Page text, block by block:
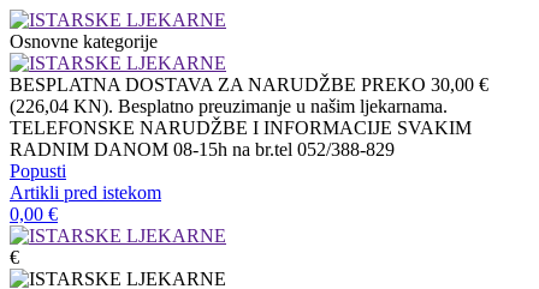
Osnovne kategorije
BESPLATNA DOSTAVA ZA NARUDŽBE PREKO 30,00 €
(226,04 KN). Besplatno preuzimanje u našim ljekarnama.
TELEFONSKE NARUDŽBE I INFORMACIJE SVAKIM
RADNIM DANOM 08-15h na br.tel 052/388-829
Popusti
Artikli pred istekom
0,00 €
€